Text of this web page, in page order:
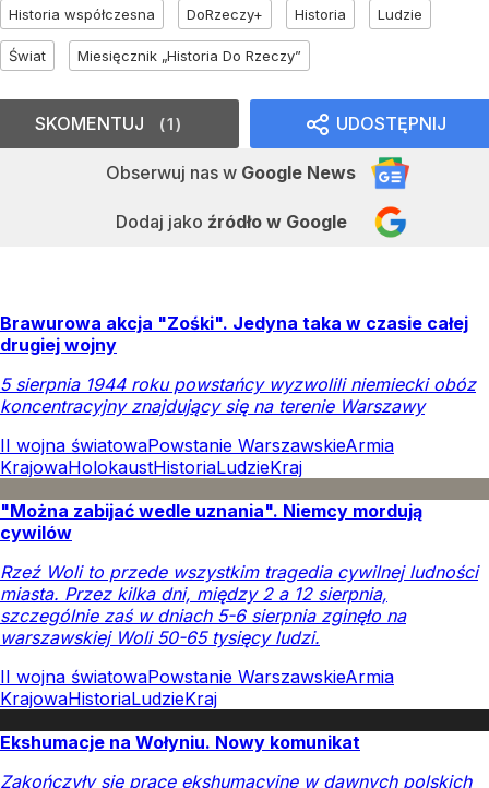
Historia współczesna DoRzeczy+ Historia Ludzie
Świat Miesięcznik „Historia Do Rzeczy”
UDOSTĘPNIJ
Obserwuj nas w Google News
Dodaj jako źródło w Google
SKOMENTUJ 1
Brawurowa akcja "Zośki". Jedyna taka w czasie całej
drugiej wojny
5 sierpnia 1944 roku powstańcy wyzwolili niemiecki obóz
koncentracyjny znajdujący się na terenie Warszawy
II wojna światowaPowstanie WarszawskieArmia
KrajowaHolokaustHistoriaLudzieKraj
"Można zabijać wedle uznania". Niemcy mordują
cywilów
Rzeź Woli to przede wszystkim tragedia cywilnej ludności
miasta. Przez kilka dni, między 2 a 12 sierpnia,
szczególnie zaś w dniach 5-6 sierpnia zginęło na
warszawskiej Woli 50-65 tysięcy ludzi.
II wojna światowaPowstanie WarszawskieArmia
KrajowaHistoriaLudzieKraj
Ekshumacje na Wołyniu. Nowy komunikat
Zakończyły się prace ekshumacyjne w dawnych polskich